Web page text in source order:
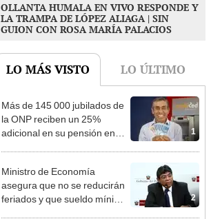
OLLANTA HUMALA EN VIVO RESPONDE Y
LA TRAMPA DE LÓPEZ ALIAGA | SIN
GUION CON ROSA MARÍA PALACIOS
LO MÁS VISTO LO ÚLTIMO
1
Más de 145 000 jubilados de
la ONP reciben un 25%
adicional en su pensión en
2
Ministro de Economía
asegura que no se reducirán
feriados y que sueldo mínimo